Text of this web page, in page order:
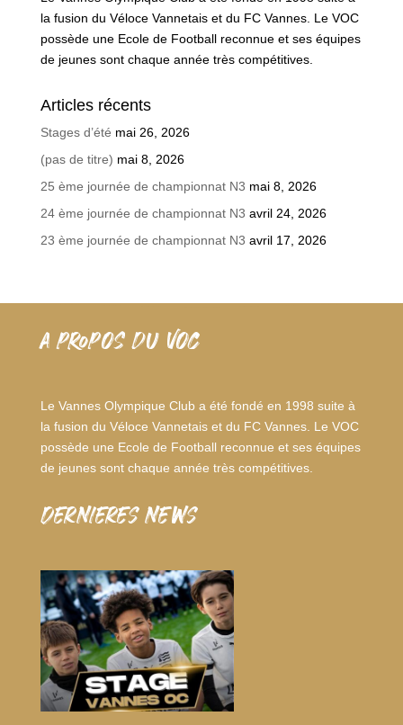
la fusion du Véloce Vannetais et du FC Vannes. Le VOC
possède une Ecole de Football reconnue et ses équipes
de jeunes sont chaque année très compétitives.
Articles récents
Stages d’été mai 26, 2026
(pas de titre) mai 8, 2026
25 ème journée de championnat N3 mai 8, 2026
24 ème journée de championnat N3 avril 24, 2026
23 ème journée de championnat N3 avril 17, 2026
A PROPOS DU VOC
Le Vannes Olympique Club a été fondé en 1998 suite à
la fusion du Véloce Vannetais et du FC Vannes. Le VOC
possède une Ecole de Football reconnue et ses équipes
de jeunes sont chaque année très compétitives.
dernieres news